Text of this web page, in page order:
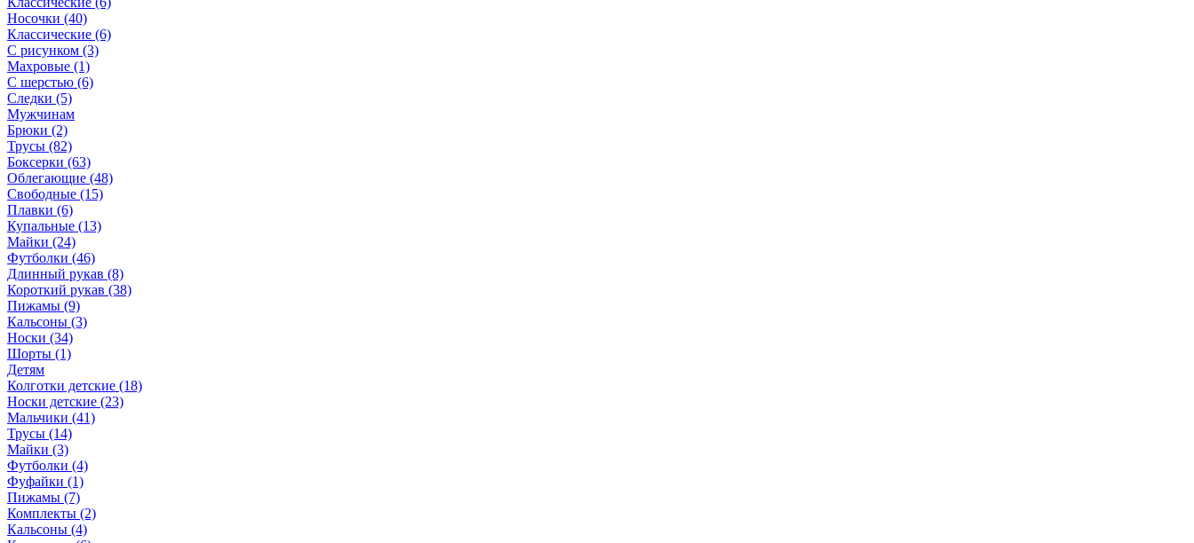
Носочки (40)
Классические (6)
С рисунком (3)
Махровые (1)
С шерстью (6)
Следки (5)
Мужчинам
Брюки (2)
Трусы (82)
Боксерки (63)
Облегающие (48)
Свободные (15)
Плавки (6)
Купальные (13)
Майки (24)
Футболки (46)
Длинный рукав (8)
Короткий рукав (38)
Пижамы (9)
Кальсоны (3)
Носки (34)
Шорты (1)
Детям
Колготки детские (18)
Носки детские (23)
Мальчики (41)
Трусы (14)
Майки (3)
Футболки (4)
Фуфайки (1)
Пижамы (7)
Комплекты (2)
Кальсоны (4)